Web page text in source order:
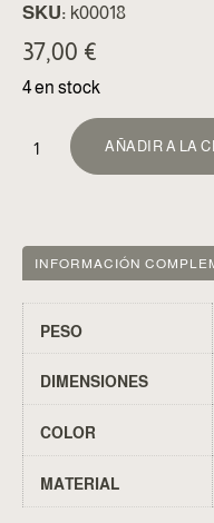
SKU: k00018
37,00 €
4 en stock
AÑADIR A LA
INFORMACIÓN
PESO
DIMENSIONES
COLOR
MATERIAL